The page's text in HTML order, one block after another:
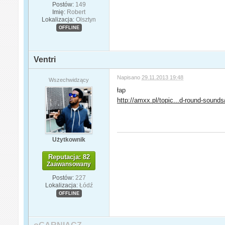
Postów: 149
Imię: Robert
Lokalizacja: Olsztyn
OFFLINE
Ventri
Wszechwidzący
Użytkownik
Reputacja: 82
Zaawansowany
Postów: 227
Lokalizacja: Łódź
OFFLINE
Napisano 29.11.2013 19:48
łap
http://amxx.pl/topic...d-round-